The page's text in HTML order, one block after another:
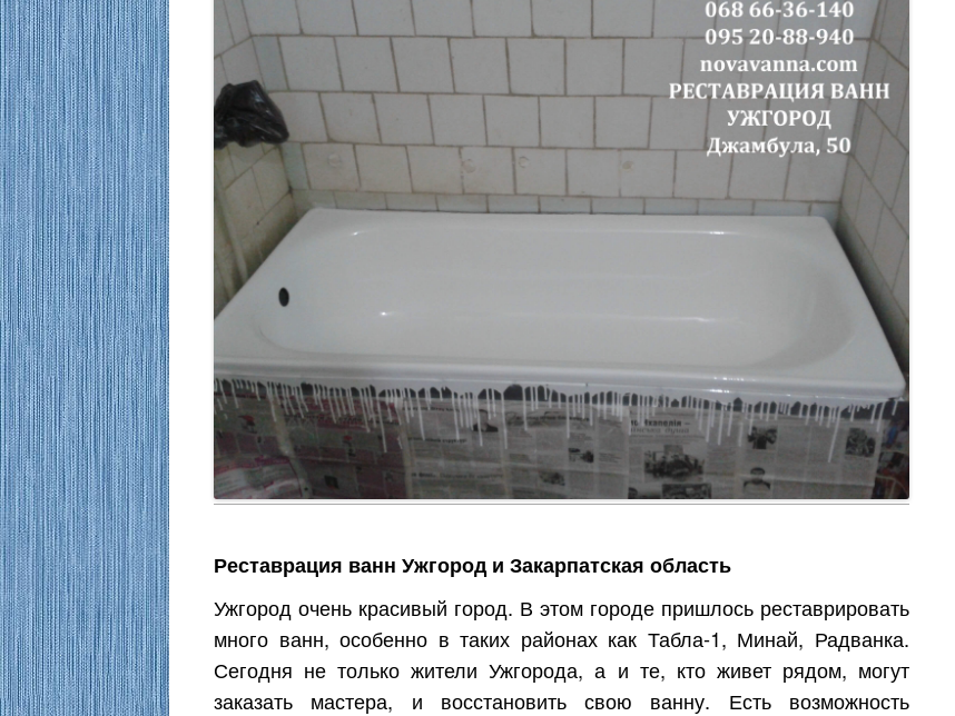
Реставрация ванн Ужгород и Закарпатская область
Ужгород очень красивый город. В этом городе пришлось реставрировать
много ванн, особенно в таких районах как Табла-1, Минай, Радванка.
Сегодня не только жители Ужгорода, а и те, кто живет рядом, могут
заказать мастера, и восстановить свою ванну. Есть возможность